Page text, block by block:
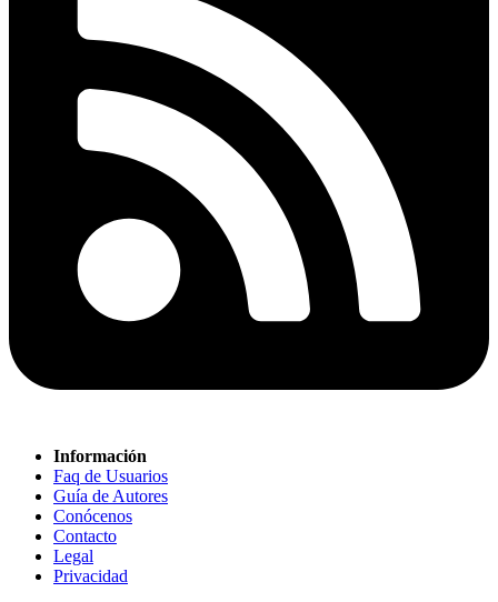
Información
Faq de Usuarios
Guía de Autores
Conócenos
Contacto
Legal
Privacidad